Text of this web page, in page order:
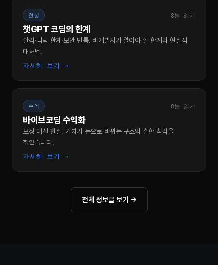
현실 8분 읽기
챗GPT 코딩의 한계
환각·맥락 한계·보안 빈틈. 비개발자가 알아야 할 한계와 현실적
대처법.
자세히 보기 →
수익 8분 읽기
바이브코딩 수익화
보장 대신 현실. 가치가 돈으로 바뀌는 구조와 흔한 착각을
짚었습니다.
자세히 보기 →
전체 정보글 보기 →